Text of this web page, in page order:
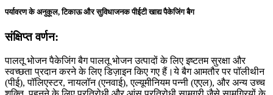
पर्यावरण के अनुकूल, टिकाऊ और सुविधाजनक पीईटी खाद्य पैकेजिंग बैग
संक्षिप्त वर्णन:
पालतू भोजन पैकेजिंग बैग पालतू भोजन उत्पादों के लिए इष्टतम सुरक्षा और
स्वच्छता प्रदान करने के लिए डिज़ाइन किए गए हैं।ये बैग आमतौर पर पॉलीथीन
(पीई), पॉलिएस्टर, नायलॉन (एनवाई), एल्यूमीनियम पन्नी (एएल), और अन्य उच्च